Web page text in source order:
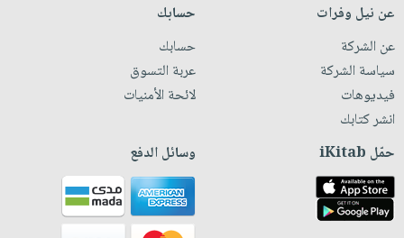
عن نيل وفرات
عن الشركة
سياسة الشركة
فيديوهات
انشر كتابك
حسابك
حسابك
عربة التسوق
لائحة الأمنيات
حمّل iKitab وسائل الدفع